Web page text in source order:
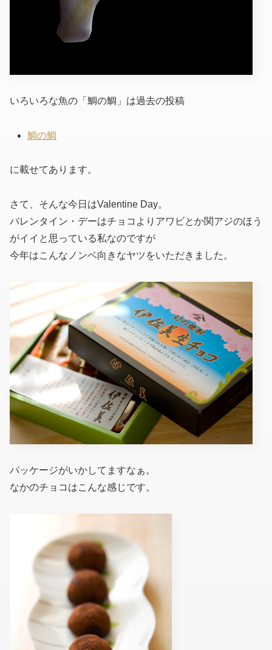
いろいろな魚の「鯛の鯛」は過去の投稿
鯛の鯛
に載せてあります。
さて、そんな今日はValentine Day。
バレンタイン・デーはチョコよりアワビとか関アジのほう
がイイと思っている私なのですが
今年はこんなノンベ向きなヤツをいただきました。
パッケージがいかしてますなぁ。
なかのチョコはこんな感じです。